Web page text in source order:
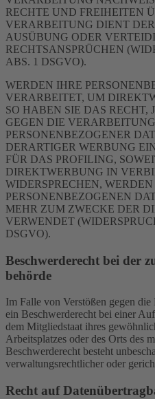
RECHTE UND FREIHEITEN
VERARBEITUNG DIENT
AUSÜBUNG ODER
RECHTSANSPRÜCHEN
ABS. 1 DSGVO).
WERDEN IHRE
VERARBEITET, UM
SO HABEN SIE DAS RECHT,
GEGEN DIE
PERSONENBEZOGENER
DERARTIGER WERBUNG
FÜR DAS PROFILING,
DIREKTWERBUNG IN
WIDERSPRECHEN,
PERSONENBEZOGENEN
MEHR ZUM ZWECKE DER
VERWENDET
DSGVO).
Beschwerde­recht bei der
behörde
Im Falle von Verstößen gegen
ein Beschwerderecht bei einer
dem Mitgliedstaat ihres
Arbeitsplatzes oder des Orts des
Beschwerderecht besteht
verwaltungsrechtlicher oder
Recht auf